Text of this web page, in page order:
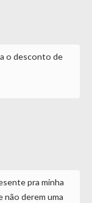
o desconto de
pra minha
não derem uma